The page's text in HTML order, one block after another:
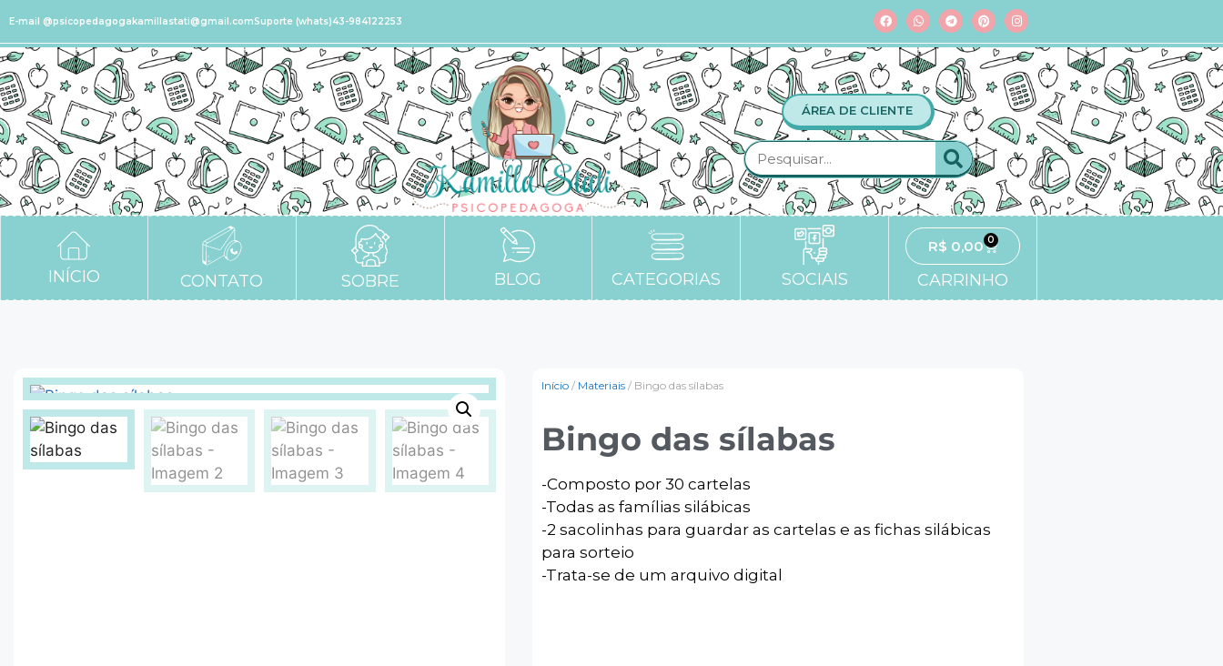
E-mail @psicopedagogakamillastati@gmail.comSuporte (whats)43-984122253
ÁREA DE CLIENTE
INÍCIO CONTATO SOBRE BLOG CATEGORIAS SOCIAIS
R$ 0,00 0
CARRINHO
Início / Materiais / Bingo das sílabas
Bingo das sílabas
-Composto por 30 cartelas
-Todas as famílias silábicas
-2 sacolinhas para guardar as cartelas e as fichas silábicas
para sorteio
-Trata-se de um arquivo digital